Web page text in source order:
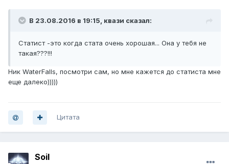
В 23.08.2016 в 19:15, квази сказал:
Статист -это когда стата очень хорошая... Она у тебя не
такая???!!!
Ник WaterFalls, посмотри сам, но мне кажется до статиста мне
еще далеко)))))
Цитата
Soil